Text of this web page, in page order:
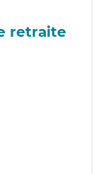
retraite